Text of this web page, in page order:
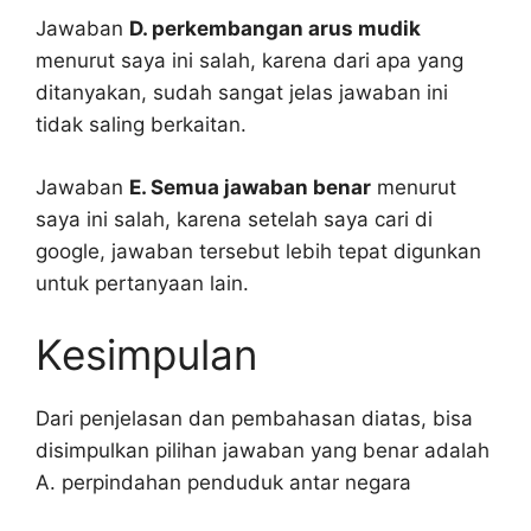
Jawaban D. perkembangan arus mudik
menurut saya ini salah, karena dari apa yang
ditanyakan, sudah sangat jelas jawaban ini
tidak saling berkaitan.
Jawaban E. Semua jawaban benar menurut
saya ini salah, karena setelah saya cari di
google, jawaban tersebut lebih tepat digunkan
untuk pertanyaan lain.
Kesimpulan
Dari penjelasan dan pembahasan diatas, bisa
disimpulkan pilihan jawaban yang benar adalah
A. perpindahan penduduk antar negara